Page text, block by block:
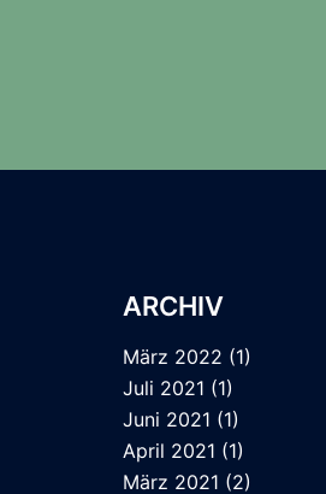
ARCHIV
März 2022 (1)
Juli 2021 (1)
Juni 2021 (1)
April 2021 (1)
März 2021 (2)